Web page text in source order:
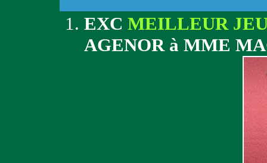
EXC MEILLEUR
AGENOR à MME